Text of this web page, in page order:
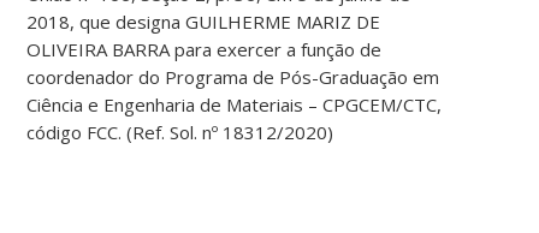
2018, que designa GUILHERME MARIZ DE
OLIVEIRA BARRA para exercer a função de
coordenador do Programa de Pós-Graduação em
Ciência e Engenharia de Materiais – CPGCEM/CTC,
código FCC. (Ref. Sol. nº 18312/2020)